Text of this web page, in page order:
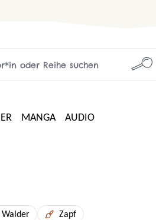
MANGA AUDIO
Walder Zapf